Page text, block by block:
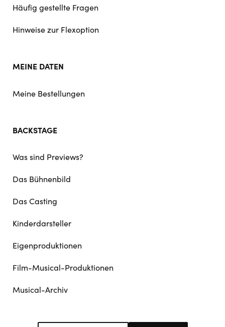
Häufig gestellte Fragen
Hinweise zur Flexoption
MEINE DATEN
Meine Bestellungen
BACKSTAGE
Was sind Previews?
Das Bühnenbild
Das Casting
Kinderdarsteller
Eigenproduktionen
Film-Musical-Produktionen
Musical-Archiv